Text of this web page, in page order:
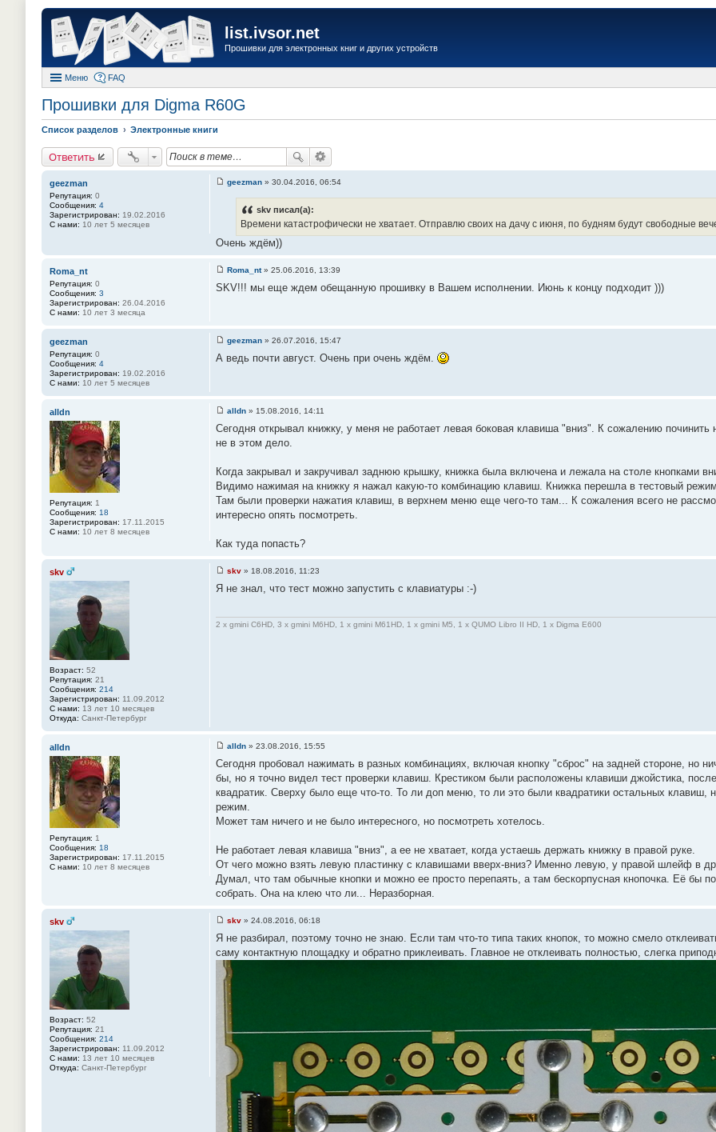
list.ivsor.net
Прошивки для электронных книг и других устройств
Меню FAQ
Прошивки для Digma R60G
Список разделов Электронные книги
Ответить
geezman
Репутация: 0
Сообщения: 4
Зарегистрирован: 19.02.2016
С нами: 10 лет 5 месяцев
С
н
и
е
#
8
geezman » 30.04.2016, 06:54
skv писал(а):
Времени катастрофически не хватает. Отправлю своих на дачу с июня, по будням будут свободные
Очень ждём))
Roma_nt
Репутация: 0
Сообщения: 3
Зарегистрирован: 26.04.2016
С нами: 10 лет 3 месяца
о
и
е
#
Roma_nt» 25.06.2016, 13:39
SKV!!! мы еще ждем обещанную прошивку в Вашем исполнении. Июнь к концу подходит )))
geezman
Репутация: 0
Сообщения: 4
Зарегистрирован: 19.02.2016
С нами: 10 лет 5 месяцев
С
о
е
и
е
#
8
geezman » 26.07.2016, 15:47
А ведь почти август. Очень при очень ждём.
alldn
Репутация: 1
Сообщения: 18
Зарегистрирован: 17.11.2015
С нами: 10 лет 8 месяцев
о
б
н
и
е
#
8
alldn » 15.08.2016, 14:11
Сегодня открывал книжку, у меня не работает левая боковая клавиша "вниз". К сожалению
не в этом дело.
Когда закрывал и закручивал заднюю крышку, книжка была включена и лежала на столе кнопками
Видимо нажимая на книжку я нажал какую-то комбинацию клавиш. Книжка перешла в тестовый
Там были проверки нажатия клавиш, в верхнем меню еще чего-то там... К сожаления всего не
интересно опять посмотреть.
Как туда попасть?
skv
Возраст: 52
Репутация: 21
Сообщения: 214
Зарегистрирован: 11.09.2012
С нами: 13 лет 10 месяцев
Откуда: Санкт-Петербург
о
щ
е
skv » 18.08.2016, 11:23
Я не знал, что тест можно запустить с клавиатуры :-)
2 x gmini C6HD, 3 x gmini M6HD, 1 x gmini M61HD, 1 x gmini M5, 1 x QUMO Libro II HD, 1 x Digma E600
alldn
Репутация: 1
Сообщения: 18
Зарегистрирован: 17.11.2015
С нами: 10 лет 8 месяцев
о
б
щ
н
и
8
alldn » 23.08.2016, 15:55
Сегодня пробовал нажимать в разных комбинациях, включая кнопку "сброс" на задней стороне, но
бы, но я точно видел тест проверки клавиш. Крестиком были расположены клавиши джойстика,
квадратик. Сверху было еще что-то. То ли доп меню, то ли это были квадратики остальных клавиш,
режим.
Может там ничего и не было интересного, но посмотреть хотелось.
Не работает левая клавиша "вниз", а ее не хватает, когда устаешь держать книжку в правой руке.
От чего можно взять левую пластинку с клавишами вверх-вниз? Именно левую, у правой шлейф в
Думал, что там обычные кнопки и можно ее просто перепаять, а там бескорпусная кнопочка. Её бы
собрать. Она на клею что ли... Неразборная.
skv
Возраст: 52
Репутация: 21
Сообщения: 214
Зарегистрирован: 11.09.2012
С нами: 13 лет 10 месяцев
Откуда: Санкт-Петербург
о
б
щ
е
н
е
7
skv » 24.08.2016, 06:18
Я не разбирал, поэтому точно не знаю. Если там что-то типа таких кнопок, то можно смело
саму контактную площадку и обратно приклеивать. Главное не отклеивать полностью, слегка